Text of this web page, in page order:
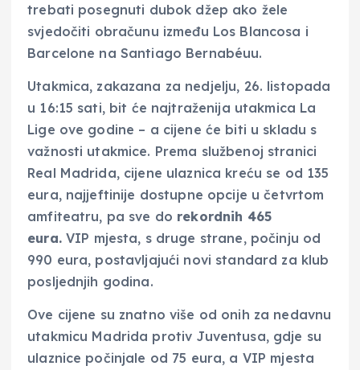
trebati posegnuti dubok džep ako žele
svjedočiti obračunu između Los Blancosa i
Barcelone na Santiago Bernabéuu.
Utakmica, zakazana za nedjelju, 26. listopada
u 16:15 sati, bit će najtraženija utakmica La
Lige ove godine – a cijene će biti u skladu s
važnosti utakmice. Prema službenoj stranici
Real Madrida, cijene ulaznica kreću se od 135
eura, najjeftinije dostupne opcije u četvrtom
amfiteatru, pa sve do rekordnih 465
eura.VIP mjesta, s druge strane, počinju od
990 eura, postavljajući novi standard za klub
posljednjih godina.
Ove cijene su znatno više od onih za nedavnu
utakmicu Madrida protiv Juventusa, gdje su
ulaznice počinjale od 75 eura, a VIP mjesta